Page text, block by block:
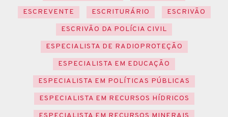
ESCREVENTE
ESCRITURÁRIO
ESCRIVÃO
ESCRIVÃO DA POLÍCIA CIVIL
ESPECIALISTA DE RADIOPROTEÇÃO
ESPECIALISTA EM EDUCAÇÃO
ESPECIALISTA EM POLÍTICAS PÚBLICAS
ESPECIALISTA EM RECURSOS HÍDRICOS